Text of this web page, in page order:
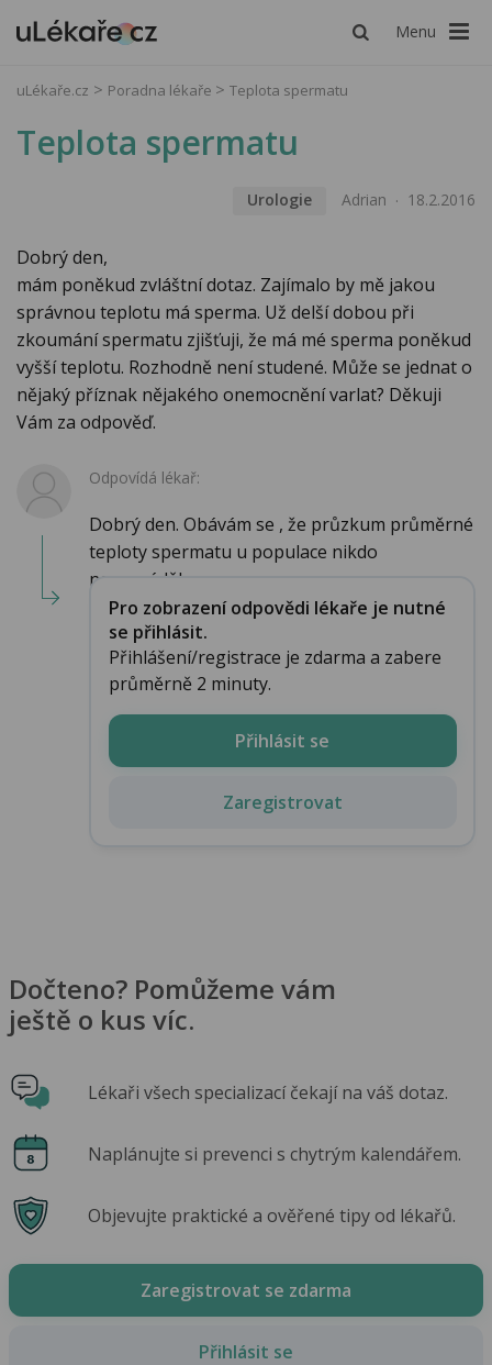
Menu
uLékaře.cz Poradna lékaře Teplota spermatu
Teplota spermatu
Urologie Adrian 18.2.2016
Dobrý den,
mám poněkud zvláštní dotaz. Zajímalo by mě jakou
správnou teplotu má sperma. Už delší dobou při
zkoumání spermatu zjišťuji, že má mé sperma poněkud
vyšší teplotu. Rozhodně není studené. Může se jednat o
nějaký příznak nějakého onemocnění varlat? Děkuji
Vám za odpověď.
Odpovídá lékař:
Dobrý den. Obávám se , že průzkum průměrné
teploty spermatu u populace nikdo
neprováděl, a...
Pro zobrazení odpovědi lékaře je nutné
se přihlásit.
Přihlášení/registrace je zdarma a zabere
průměrně 2 minuty.
Přihlásit se
Zaregistrovat
Dočteno? Pomůžeme vám
ještě o kus víc.
Lékaři všech specializací čekají na váš dotaz.
Naplánujte si prevenci s chytrým kalendářem.
Objevujte praktické a ověřené tipy od lékařů.
Zaregistrovat se zdarma
Přihlásit se